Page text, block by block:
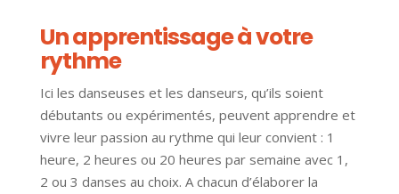
Un apprentissage à votre
rythme
Ici les danseuses et les danseurs, qu’ils soient
débutants ou expérimentés, peuvent apprendre et
vivre leur passion au rythme qui leur convient : 1
heure, 2 heures ou 20 heures par semaine avec 1,
2 ou 3 danses au choix. A chacun d’élaborer la